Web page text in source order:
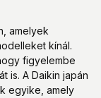
amelyek
kínál.
figyelembe
is. A Daikin japán
egyike, amely